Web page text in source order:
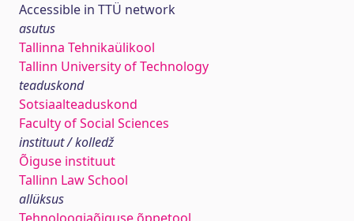
Accessible in TTÜ network
asutus
Tallinna Tehnikaülikool
Tallinn University of Technology
teaduskond
Sotsiaalteaduskond
Faculty of Social Sciences
instituut / kolledž
Õiguse instituut
Tallinn Law School
allüksus